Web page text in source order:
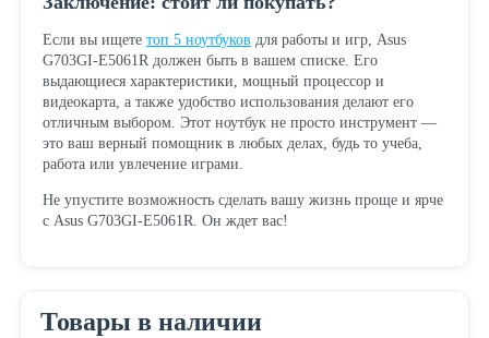
Если вы ищете топ 5 ноутбуков для работы и игр, Asus
G703GI-E5061R должен быть в вашем списке. Его
выдающиеся характеристики, мощный процессор и
видеокарта, а также удобство использования делают его
отличным выбором. Этот ноутбук не просто инструмент —
это ваш верный помощник в любых делах, будь то учеба,
работа или увлечение играми.
Не упустите возможность сделать вашу жизнь проще и ярче
с Asus G703GI-E5061R. Он ждет вас!
Товары в наличии